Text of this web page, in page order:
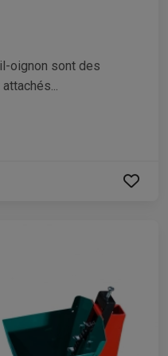
oignon sont des